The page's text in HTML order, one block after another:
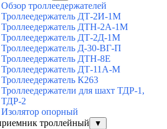
Обзор троллеедержателей
Троллеедержатель ДТ-2И-1М
Троллеедержатель ДТН-2А-1М
Троллеедержатель ДТ-2Д-1М
Троллеедержатель Д-30-ВГ-П
Троллеедержатель ДТН-8Е
Троллеедержатель ДТ-11А-М
Троллеедержатель К263
Троллеедержатели для шахт ТДР-1,
ТДР-2
Изолятор опорный
троллейный
▼